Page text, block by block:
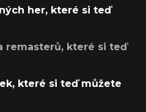
her, které si teď
remasterů, které si teď
které si teď můžete